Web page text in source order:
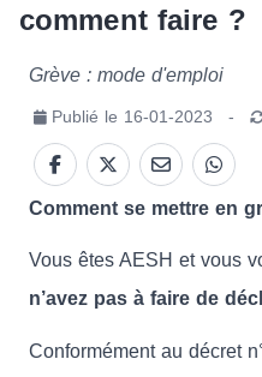
comment faire ?
Grève : mode d'emploi
Publié le 16-01-2023 -
Comment se mettre en
Vous êtes AESH et vous
n’avez pas à faire de
Conformément au décret